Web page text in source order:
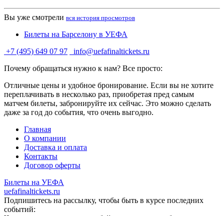
Вы уже смотрели вся история просмотров
Билеты на Барселону в УЕФА
+7 (495) 649 07 97
info@uefafinaltickets.ru
Почему обращаться нужно к нам? Все просто:
Отличные цены и удобное бронирование. Если вы не хотите
переплачивать в несколько раз, приобретая пред самым
матчем билеты, забронируйте их сейчас. Это можно сделать
даже за год до события, что очень выгодно.
Главная
О компании
Доставка и оплата
Контакты
Договор оферты
Билеты на УЕФА
uefafinaltickets.ru
Подпишитесь на рассылку, чтобы быть в курсе последних
событий: